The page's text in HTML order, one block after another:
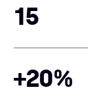
15
+20%